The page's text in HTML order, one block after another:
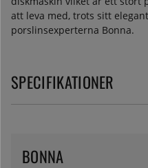
att leva med, trots sitt
porslinsexperterna Bonna.
SPECIFIKATIONER
BONNA